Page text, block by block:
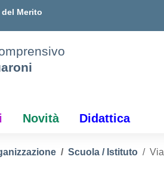
Merito
Novità Didattica
Scuola / Istituto